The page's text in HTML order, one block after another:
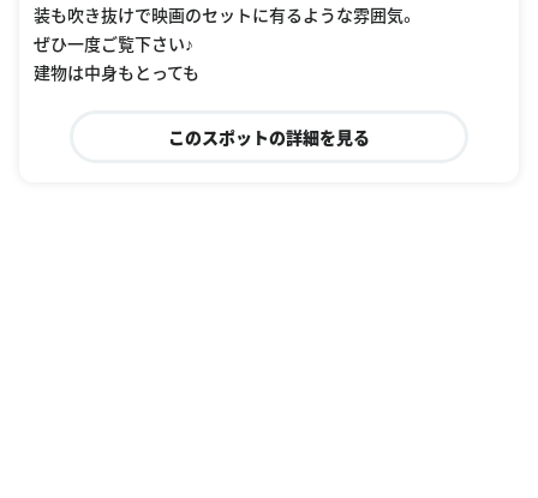
装も吹き抜けで映画のセットに有るような雰囲気。
ぜひ一度ご覧下さい♪
建物は中身もとっても
このスポットの詳細を見る